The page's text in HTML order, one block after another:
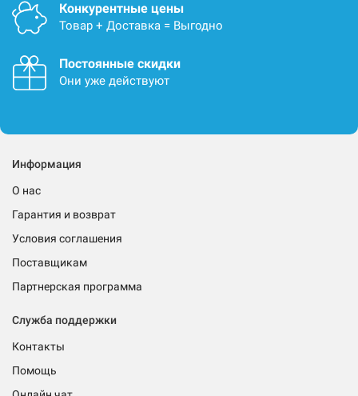
Конкурентные цены
Товар + Доставка = Выгодно
Постоянные скидки
Они уже действуют
Информация
О нас
Гарантия и возврат
Условия соглашения
Поставщикам
Партнерская программа
Служба поддержки
Контакты
Помощь